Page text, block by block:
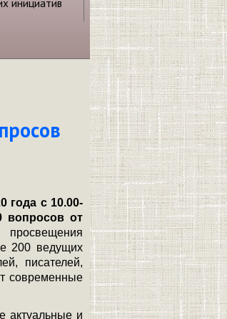
инициатив
года с 10.00-
вопросов от
200 ведущих
писателей,
современные
актуальные и